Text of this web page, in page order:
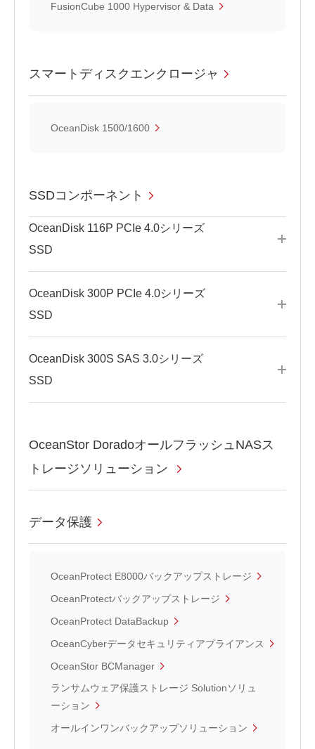
FusionCube 1000 Hypervisor & Data
スマートディスクエンクロージャ
OceanDisk 1500/1600
SSDコンポーネント
OceanDisk 116P PCIe 4.0シリーズ
SSD
OceanDisk 300P PCIe 4.0シリーズ
SSD
OceanDisk 300S SAS 3.0シリーズ
SSD
OceanStor DoradoオールフラッシュNASス
トレージソリューション
データ保護
OceanProtect E8000バックアップストレージ
OceanProtectバックアップストレージ
OceanProtect DataBackup
OceanCyberデータセキュリティアプライアンス
OceanStor BCManager
ランサムウェア保護ストレージ Solutionソリュ
ーション
オールインワンバックアップソリューション